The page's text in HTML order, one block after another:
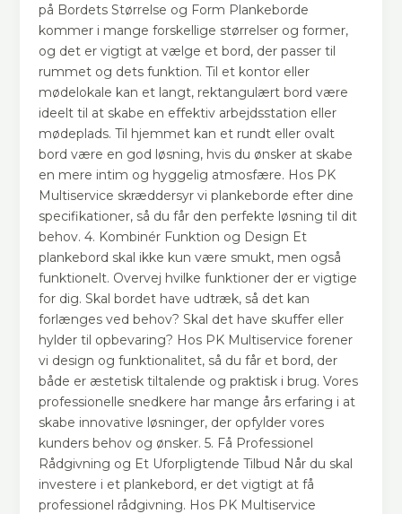
på Bordets Størrelse og Form Plankeborde
kommer i mange forskellige størrelser og former,
og det er vigtigt at vælge et bord, der passer til
rummet og dets funktion. Til et kontor eller
mødelokale kan et langt, rektangulært bord være
ideelt til at skabe en effektiv arbejdsstation eller
mødeplads. Til hjemmet kan et rundt eller ovalt
bord være en god løsning, hvis du ønsker at skabe
en mere intim og hyggelig atmosfære. Hos PK
Multiservice skræddersyr vi plankeborde efter dine
specifikationer, så du får den perfekte løsning til dit
behov. 4. Kombinér Funktion og Design Et
plankebord skal ikke kun være smukt, men også
funktionelt. Overvej hvilke funktioner der er vigtige
for dig. Skal bordet have udtræk, så det kan
forlænges ved behov? Skal det have skuffer eller
hylder til opbevaring? Hos PK Multiservice forener
vi design og funktionalitet, så du får et bord, der
både er æstetisk tiltalende og praktisk i brug. Vores
professionelle snedkere har mange års erfaring i at
skabe innovative løsninger, der opfylder vores
kunders behov og ønsker. 5. Få Professionel
Rådgivning og Et Uforpligtende Tilbud Når du skal
investere i et plankebord, er det vigtigt at få
professionel rådgivning. Hos PK Multiservice